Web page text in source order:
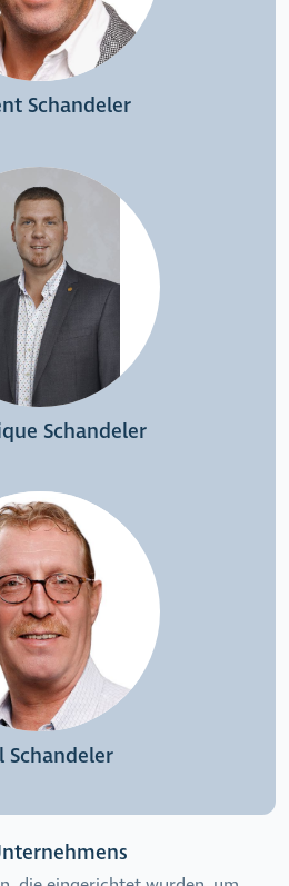
Schandeler
Schandeler
Schandeler